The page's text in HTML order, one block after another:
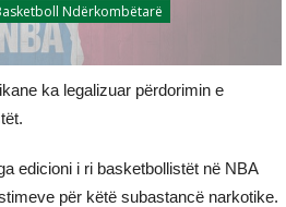
Ndërkombëtarë
ka legalizuar përdorimin e
edicioni i ri basketbollistët në NBA
për këtë subastancë narkotike.